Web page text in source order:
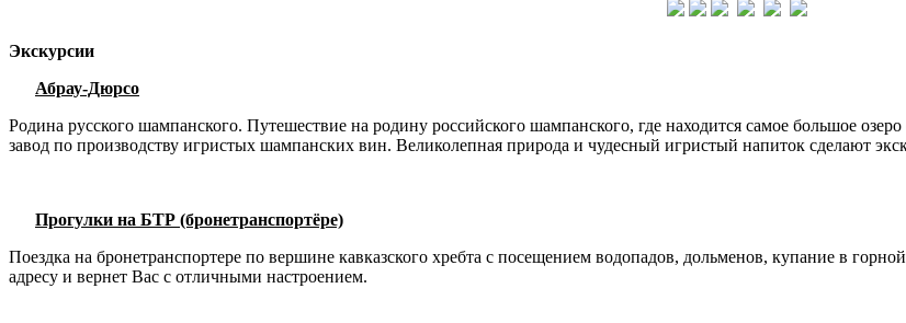
Экскурсии
Абрау-Дюрсо
Родина русского шампанского. Путешествие на родину российского шампанского, где находится самое большое
завод по производству игристых шампанских вин. Великолепная природа и чудесный игристый напиток сделают
Прогулки на БТР (бронетранспортёре)
Поездка на бронетранспортере по вершине кавказского хребта с посещением водопадов, дольменов, купание в
адресу и вернет Вас с отличными настроением.